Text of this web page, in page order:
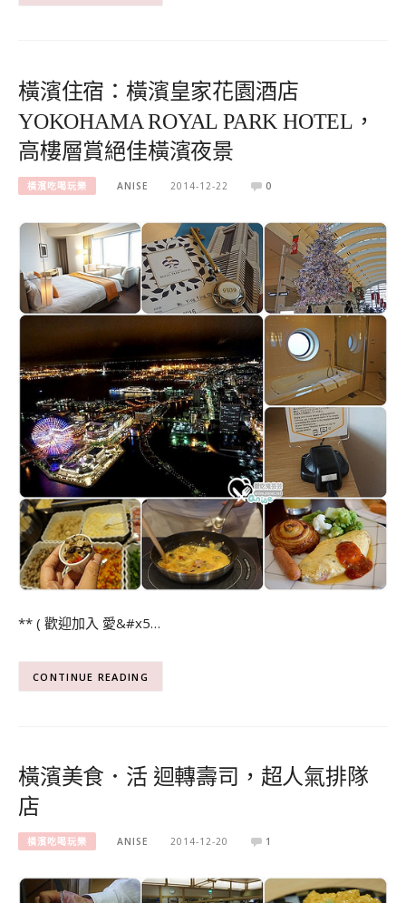
橫濱住宿：橫濱皇家花園酒店
YOKOHAMA ROYAL PARK HOTEL，
高樓層賞絕佳橫濱夜景
橫濱吃喝玩樂 ANISE 2014-12-22 0
** ( 歡迎加入 愛&#x5…
CONTINUE READING
橫濱美食．活 迴轉壽司，超人氣排隊
店
橫濱吃喝玩樂 ANISE 2014-12-20 1